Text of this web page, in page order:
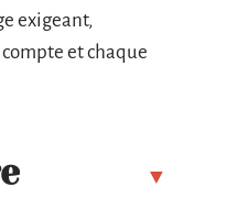
exigeant,
et chaque